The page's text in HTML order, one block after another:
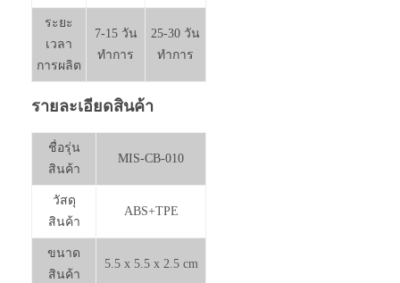
ระยะ
เวลา
การผลิต
7-15 วัน
ทำการ
25-30 วัน
ทำการ
รายละเอียดสินค้า
ชื่อรุ่น
สินค้า
MIS-CB-010
วัสดุ
สินค้า
ABS+TPE
ขนาด
สินค้า
5.5 x 5.5 x 2.5 cm